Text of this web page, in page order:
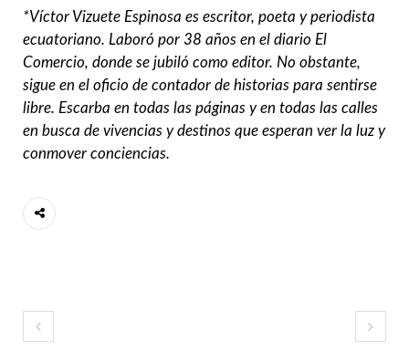
*Víctor Vizuete Espinosa es escritor, poeta y periodista
ecuatoriano. Laboró por 38 años en el diario El
Comercio, donde se jubiló como editor. No obstante,
sigue en el oficio de contador de historias para sentirse
libre. Escarba en todas las páginas y en todas las calles
en busca de vivencias y destinos que esperan ver la luz y
conmover conciencias.